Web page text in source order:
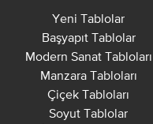
Yeni Tablolar
Başyapıt Tablolar
Modern Sanat Tabloları
Manzara Tabloları
Çiçek Tabloları
Soyut Tablolar